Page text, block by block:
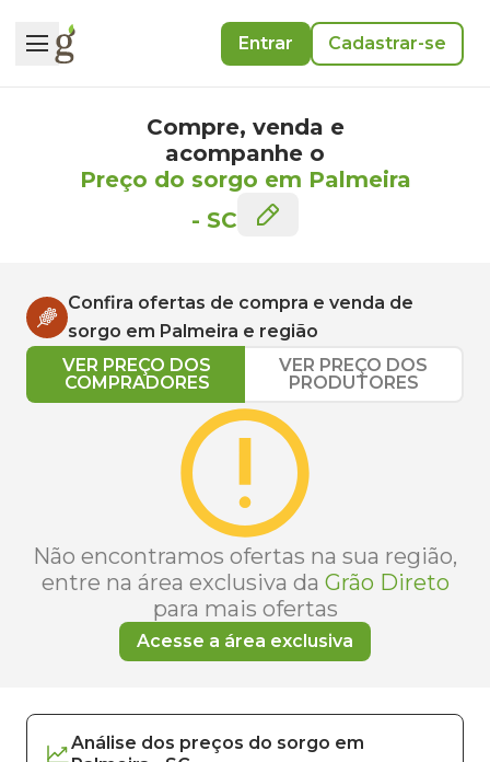
Entrar Cadastrar-se
Compre, venda e
acompanhe o
Preço do sorgo em Palmeira
- SC
Confira ofertas de compra e venda de
sorgo em Palmeira e região
VER PREÇO DOS
COMPRADORES
VER PREÇO DOS
PRODUTORES
Não encontramos ofertas na sua região,
entre na área exclusiva da Grão Direto
para mais ofertas
Acesse a área exclusiva
Análise dos preços do sorgo em